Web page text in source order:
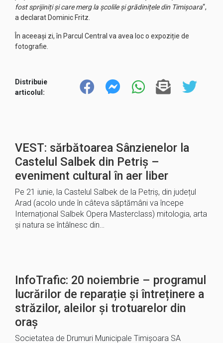
fost sprijiniți și care merg la școlile și grădinițele din Timișoara“,
a declarat Dominic Fritz.
În aceeași zi, în Parcul Central va avea loc o expoziție de
fotografie.
Distribuie
articolul:
VEST: sărbătoarea Sânzienelor la
Castelul Salbek din Petriș –
eveniment cultural în aer liber
Pe 21 iunie, la Castelul Salbek de la Petriș, din județul
Arad (acolo unde în câteva săptămâni va începe
Internațional Salbek Opera Masterclass) mitologia, arta
și natura se întâlnesc din…
InfoTrafic: 20 noiembrie – programul
lucrărilor de reparație și întreținere a
străzilor, aleilor și trotuarelor din
oraș
Societatea de Drumuri Municipale Timișoara SA